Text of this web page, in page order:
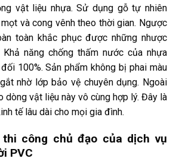
vật liệu nhựa. Sử dụng gỗ tự nhiên
và cong vênh theo thời gian. Ngược
toàn khắc phục được những nhược
năng chống thấm nước của nhựa
100%. Sản phẩm không bị phai màu
nhờ lớp bảo vệ chuyên dụng. Ngoài
dòng vật liệu này vô cùng hợp lý. Đây là
tế lâu dài cho mọi gia đình.
thi công chủ đạo của dịch vụ
PVC